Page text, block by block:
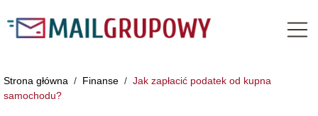
Strona główna / Finanse / Jak zapłacić podatek od kupna
samochodu?